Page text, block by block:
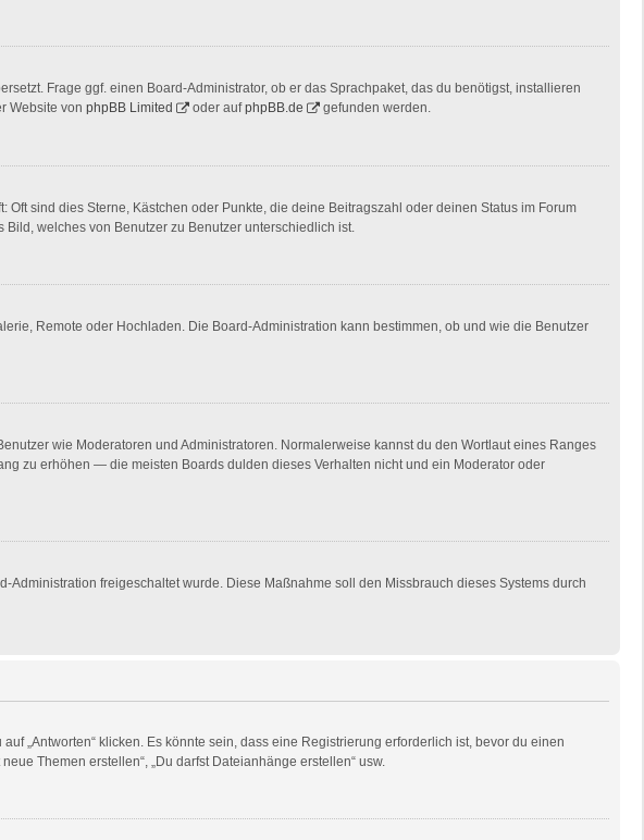
Frage ggf. einen Board-Administrator, ob er das Sprachpaket, das du benötigst, installieren
Website von phpBB Limited oder aufphpBB.de gefunden werden.
sind dies Sterne, Kästchen oder Punkte, die deine Beitragszahl oder deinen Status im Forum
welches von Benutzer zu Benutzer unterschiedlich ist.
Remote oder Hochladen. Die Board-Administration kann bestimmen, ob und wie die Benutzer
wie Moderatoren und Administratoren. Normalerweise kannst du den Wortlaut eines Ranges
zu erhöhen — die meisten Boards dulden dieses Verhalten nicht und ein Moderator oder
freigeschaltet wurde. Diese Maßnahme soll den Missbrauch dieses Systems durch
„Antworten“ klicken. Es könnte sein, dass eine Registrierung erforderlich ist, bevor du einen
Themen erstellen“, „Du darfst Dateianhänge erstellen“ usw.